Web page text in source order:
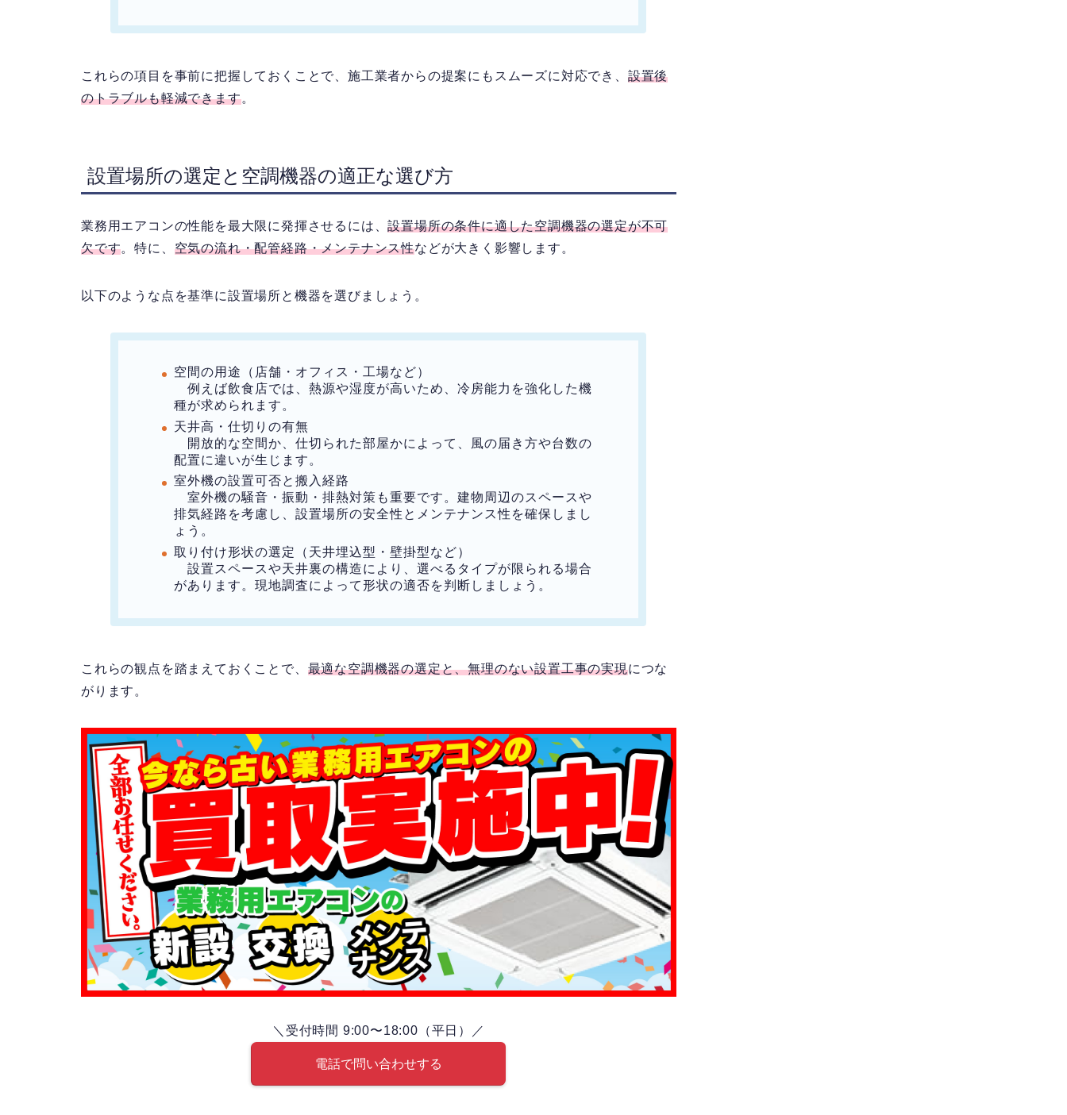
これらの項目を事前に把握しておくことで、施工業者からの提案にもスムーズに対応でき、 設置後
のトラブルも軽減できます。
設置場所の選定と空調機器の適正な選び方
業務用エアコンの性能を最大限に発揮させるには、設置場所の条件に適した空調機器の選定が不可
欠です。特に、 空気の流れ・配管経路・メンテナンス性などが大きく影響します。
以下のような点を基準に設置場所と機器を選びましょう。
空間の用途（店舗・オフィス・工場など）
例えば飲食店では、熱源や湿度が高いため、冷房能力を強化した機
種が求められます。
天井高・仕切りの有無
開放的な空間か、仕切られた部屋かによって、風の届き方や台数の
配置に違いが生じます。
室外機の設置可否と搬入経路
室外機の騒音・振動・排熱対策も重要です。建物周辺のスペースや
排気経路を考慮し、設置場所の安全性とメンテナンス性を確保しまし
ょう。
取り付け形状の選定（天井埋込型・壁掛型など）
設置スペースや天井裏の構造により、選べるタイプが限られる場合
があります。現地調査によって形状の適否を判断しましょう。
これらの観点を踏まえておくことで、 最適な空調機器の選定と、無理のない設置工事の実現につな
がります。
＼受付時間 9:00〜18:00（平日）／
電話で問い合わせする